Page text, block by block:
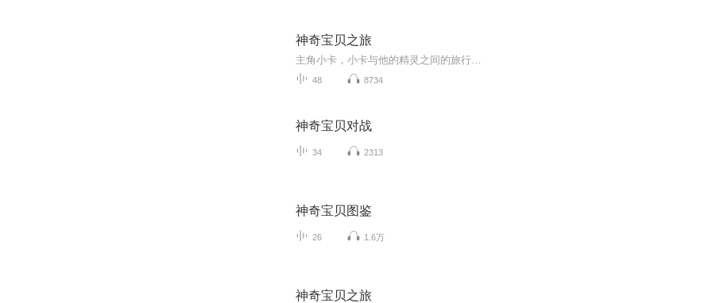
神奇宝贝之旅
主角小卡，小卡与他的精灵之间的旅行…
48 8734
神奇宝贝对战
34 2313
神奇宝贝图鉴
26 1.6万
神奇宝贝之旅